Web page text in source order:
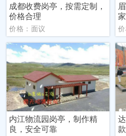
成都收费岗亭，按需定制，
价格合理
价格：面议
家
内江物流园岗亭，制作精
良，安全可靠